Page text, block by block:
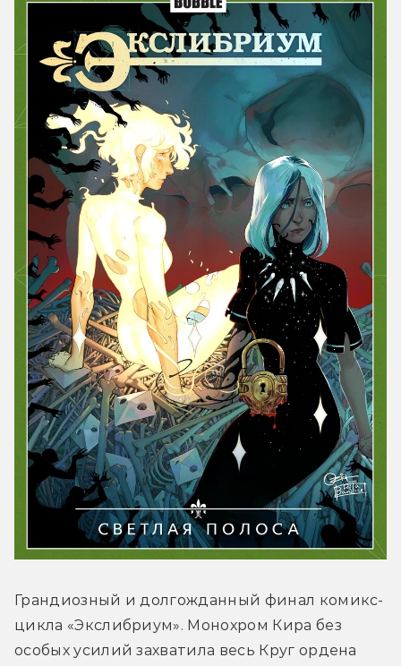
Грандиозный и долгожданный финал комикс-
цикла «Экслибриум». Монохром Кира без
особых усилий захватила весь Круг ордена